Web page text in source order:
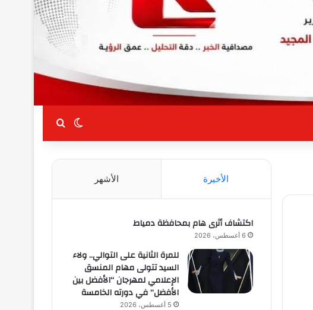
الوضع المظلم
بحث عن
الأخيرة الأشهر
اكتشاف أثرى هام بمحافظة دمياط
6 أغسطس، 2026
للمرة الثانية على التوالي.. ولاء
السيد تتولى مهام المنسق
الإعلامي لمهرجان “الأفضل بين
الأفضل” في دورته الخامسة
5 أغسطس، 2026